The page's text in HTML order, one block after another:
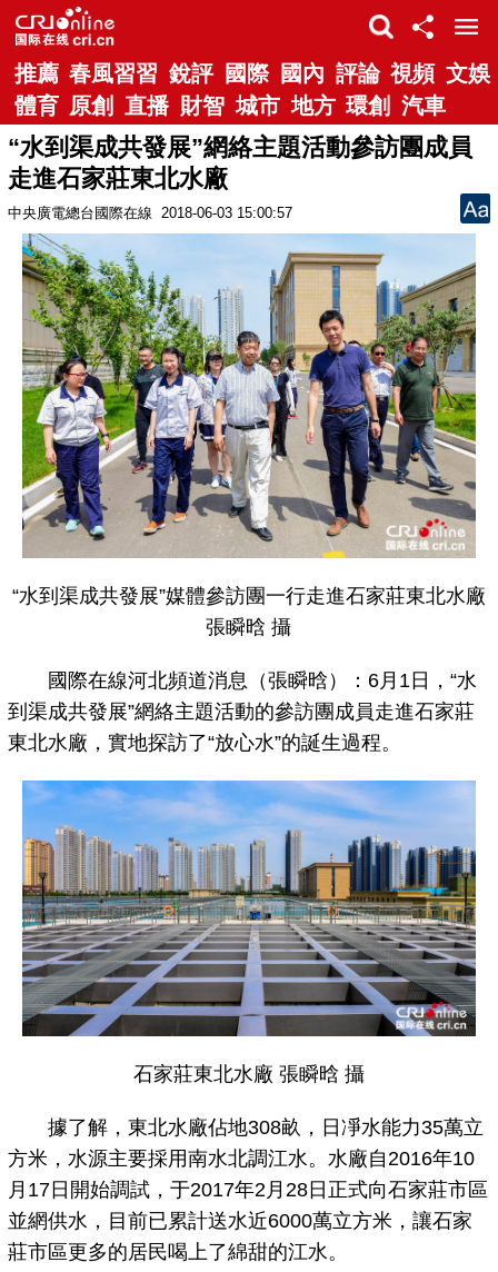
推薦 春風習習 銳評 國際 國內 評論 視頻 文娛
體育 原創 直播 財智 城市 地方 環創 汽車
“水到渠成共發展”網絡主題活動參訪團成員
走進石家莊東北水廠
中央廣電總台國際在線 2018-06-03 15:00:57
“水到渠成共發展”媒體參訪團一行走進石家莊東北水廠
張瞬晗 攝
國際在線河北頻道消息（張瞬晗）：6月1日，“水
到渠成共發展”網絡主題活動的參訪團成員走進石家莊
東北水廠，實地探訪了“放心水”的誕生過程。
石家莊東北水廠 張瞬晗 攝
據了解，東北水廠佔地308畝，日凈水能力35萬立
方米，水源主要採用南水北調江水。水廠自2016年10
月17日開始調試，于2017年2月28日正式向石家莊市區
並網供水，目前已累計送水近6000萬立方米，讓石家
莊市區更多的居民喝上了綿甜的江水。